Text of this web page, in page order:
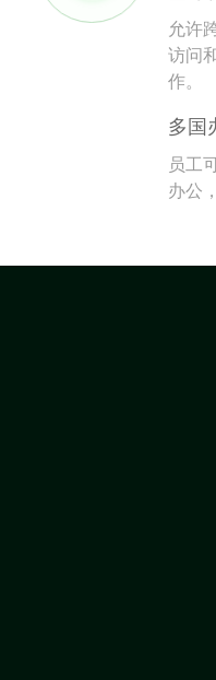
允许
访问
作。
多国
员工
办公